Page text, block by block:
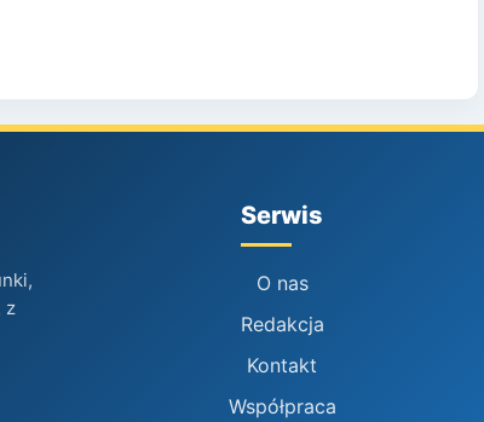
z
Serwis
O nas
Redakcja
Kontakt
Współpraca